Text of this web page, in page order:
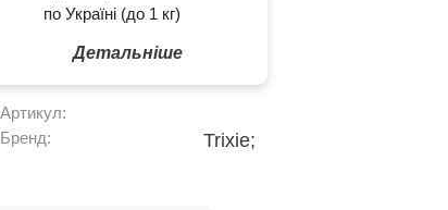
по Україні (до 1 кг)
Детальніше
Артикул:
Бренд:
Trixie;